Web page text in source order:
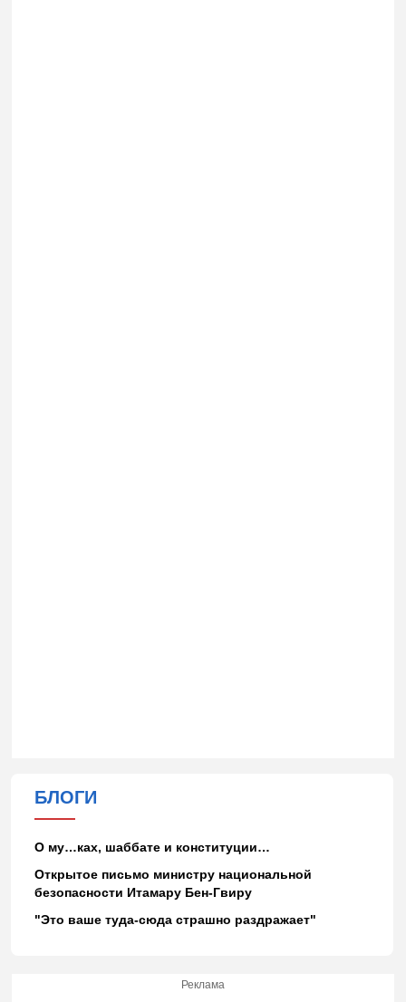
БЛОГИ
О му…ках, шаббате и конституции…
Открытое письмо министру национальной
безопасности Итамару Бен-Гвиру
"Это ваше туда-сюда страшно раздражает"
Реклама